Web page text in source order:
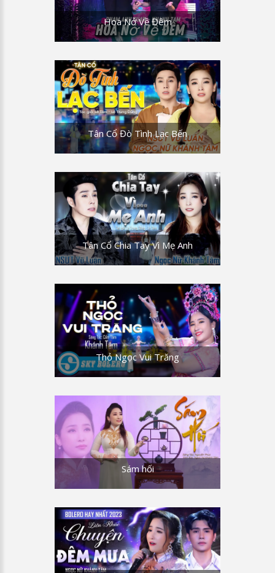
Hoa Nở Về Đêm
Tân Cổ Đò Tình Lạc Bến
Tân Cổ Chia Tay Vì Mẹ Anh
Thỏ Ngọc Vui Trăng
Sám hối